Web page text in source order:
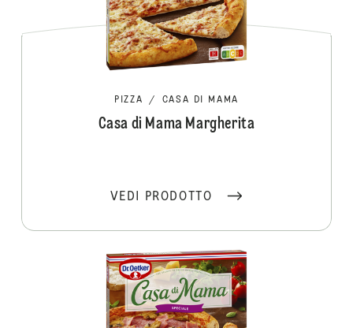
PIZZA / CASA DI MAMA
Casa di Mama Margherita
VEDI PRODOTTO